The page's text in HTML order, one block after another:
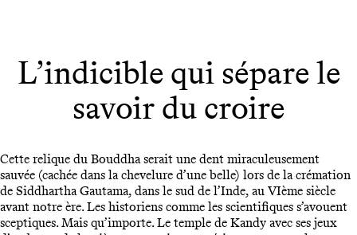
L’indicible qui sépare le
savoir du croire
Cette relique du Bouddha serait une dent miraculeusement
sauvée (cachée dans la chevelure d’une belle) lors de la crémation
de Siddhartha Gautama, dans le sud de l’Inde, au VIème siècle
avant notre ère. Les historiens comme les scientifiques s’avouent
sceptiques. Mais qu’importe. Le temple de Kandy avec ses jeux